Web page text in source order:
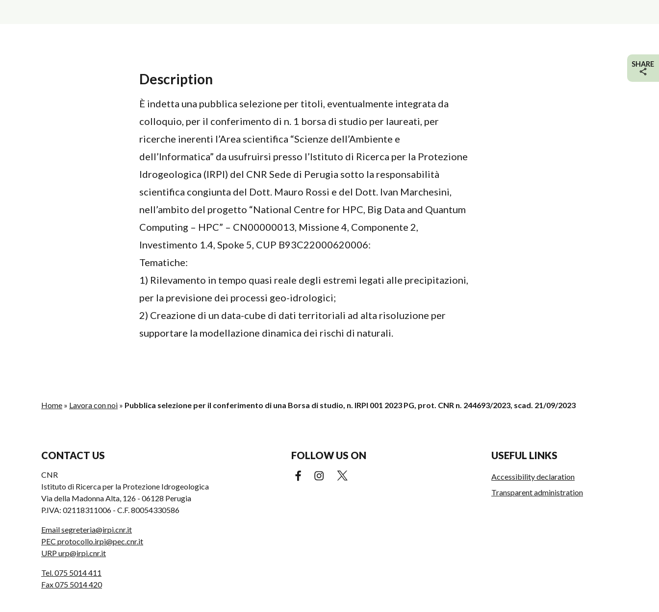
SHARE
Description
È indetta una pubblica selezione per titoli, eventualmente integrata da
colloquio, per il conferimento di n. 1 borsa di studio per laureati, per
ricerche inerenti l’Area scientifica “Scienze dell’Ambiente e
dell’Informatica” da usufruirsi presso l’Istituto di Ricerca per la Protezione
Idrogeologica (IRPI) del CNR Sede di Perugia sotto la responsabilità
scientifica congiunta del Dott. Mauro Rossi e del Dott. Ivan Marchesini,
nell’ambito del progetto “National Centre for HPC, Big Data and Quantum
Computing – HPC” – CN00000013, Missione 4, Componente 2,
Investimento 1.4, Spoke 5, CUP B93C22000620006:
Tematiche:
1) Rilevamento in tempo quasi reale degli estremi legati alle precipitazioni,
per la previsione dei processi geo-idrologici;
2) Creazione di un data-cube di dati territoriali ad alta risoluzione per
supportare la modellazione dinamica dei rischi di naturali.
Home » Lavora con noi » Pubblica selezione per il conferimento di una Borsa di studio, n. IRPI 001 2023 PG, prot. CNR n. 244693/2023, scad. 21/09/2023
CONTACT US
CNR
Istituto di Ricerca per la Protezione Idrogeologica
Via della Madonna Alta, 126 - 06128 Perugia
P.IVA: 02118311006 - C.F. 80054330586
Email segreteria@irpi.cnr.it
PEC protocollo.irpi@pec.cnr.it
URP urp@irpi.cnr.it
Tel. 075 5014 411
Fax 075 5014 420
FOLLOW US ON
Facebook (external link)
Instagram (external link)
USEFUL LINKS
Accessibility declaration
Transparent administration